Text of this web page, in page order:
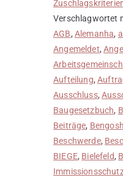
Verschlagwortet
AGB, Alemanha,
Angemeldet,
Aufteilung,
Ausschluss,
Baugesetzbuch,
Beiträge,
Beschwerde,
BIEGE, Bielefeld,